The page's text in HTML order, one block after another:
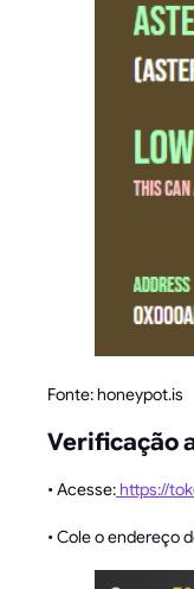
Fonte: honeypot.is
Verificação
• Acesse:https://
• Cole o endereço